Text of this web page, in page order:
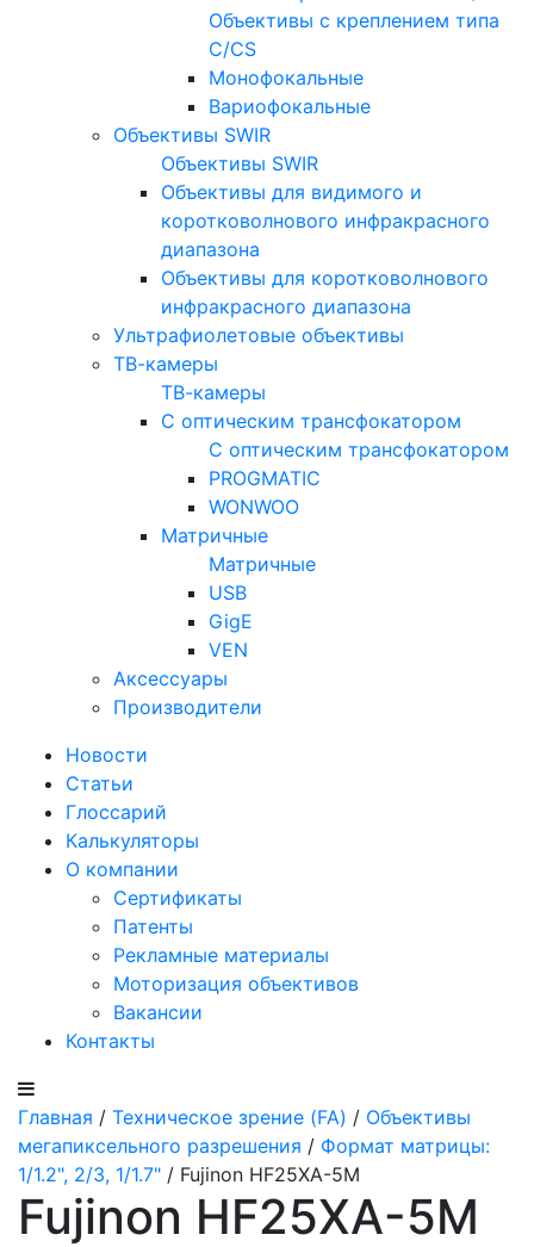
Объективы с креплением типа
C/CS
Монофокальные
Вариофокальные
Объективы SWIR
Объективы SWIR
Объективы для видимого и
коротковолнового инфракрасного
диапазона
Объективы для коротковолнового
инфракрасного диапазона
Ультрафиолетовые объективы
ТВ-камеры
ТВ-камеры
С оптическим трансфокатором
С оптическим трансфокатором
PROGMATIC
WONWOO
Матричные
Матричные
USB
GigE
VEN
Аксессуары
Производители
Новости
Статьи
Глоссарий
Калькуляторы
О компании
Сертификаты
Патенты
Рекламные материалы
Моторизация объективов
Вакансии
Контакты
Главная / Техническое зрение (FA) / Объективы
мегапиксельного разрешения / Формат матрицы:
1/1.2", 2/3, 1/1.7" / Fujinon HF25XA-5M
Fujinon HF25XA-5M